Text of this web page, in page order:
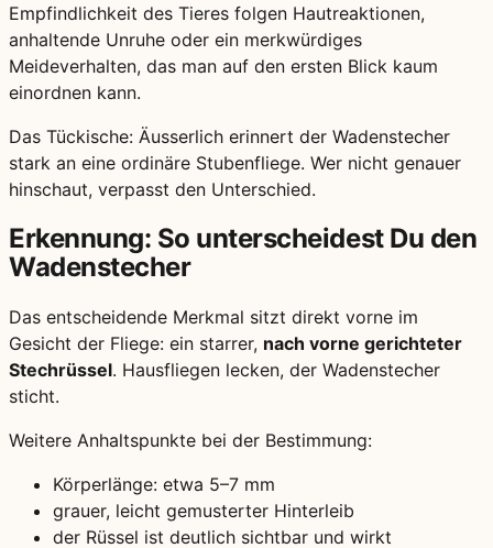
Empfindlichkeit des Tieres folgen Hautreaktionen,
anhaltende Unruhe oder ein merkwürdiges
Meideverhalten, das man auf den ersten Blick kaum
einordnen kann.
Das Tückische: Äusserlich erinnert der Wadenstecher
stark an eine ordinäre Stubenfliege. Wer nicht genauer
hinschaut, verpasst den Unterschied.
Erkennung: So unterscheidest Du den
Wadenstecher
Das entscheidende Merkmal sitzt direkt vorne im
Gesicht der Fliege: ein starrer, nach vorne gerichteter
Stechrüssel. Hausfliegen lecken, der Wadenstecher
sticht.
Weitere Anhaltspunkte bei der Bestimmung:
Körperlänge: etwa 5–7 mm
grauer, leicht gemusterter Hinterleib
der Rüssel ist deutlich sichtbar und wirkt